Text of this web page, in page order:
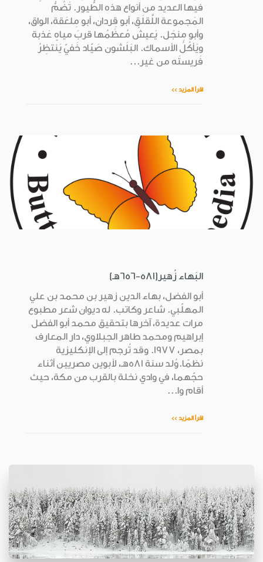
فيها العديد من أنواع هذه الطُّيور. تَضُمُّ
المَجموعة اللَّقلَق، أبو قِردان، أبو مِلعَقة، الواق،
وأبو مِنجَل. يَعيشُ مُعظَمُها قربَ مياهٍ عَذبة
ويَأكُلُ الأسماك. البَلَشون صَيّاد خَفيّ يَنتظِرُ
فَريستَه من غير...
اقرأ المزيد >>
البَهاء زُهير(581-656هـ)
أبو الفضل، بهاء الدين زهير بن محمد بن علي
المهلّبي. شاعر وكاتب. له ديوان شعر مطبوع
مرات عديدة، آخرها بتحقيق محمد أبو الفضل
إبراهيم ومحمد طاهر الجبلاوي، دار المعارف
بمصر، 1977. وقد تُرجم إلى الإنكليزية
نظمًا.وُلد سنة 581هـ، لأبوين مصريين أثناء
حجّهما، في وادي نخلة بالقرب من مكة، حيث
أقام وا...
اقرأ المزيد >>